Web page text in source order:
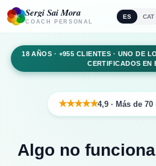
Sergi Sai Mora
COACH PERSONAL
ES CAT
18 AÑOS · +955 CLIENTES · UNO DE
CERTIFICADOS EN
★★★★★4,9 · Más de
Algo no